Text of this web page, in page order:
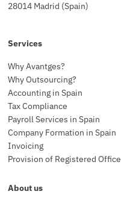
28014 Madrid (Spain)
Services
Why Avantges?
Why Outsourcing?
Accounting in Spain
Tax Compliance
Payroll Services in Spain
Company Formation in Spain
Invoicing
Provision of Registered Office
About us